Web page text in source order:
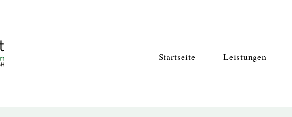
Startseite Leistungen